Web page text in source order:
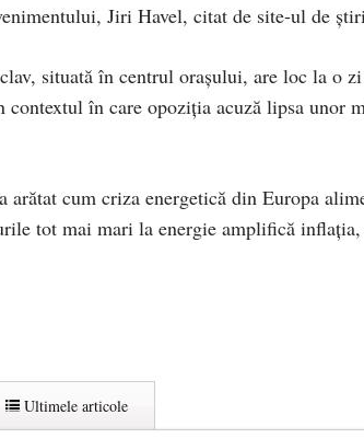
Jiri Havel, citat de site-ul de
situată în centrul oraşului, are loc la o
contextul în care opoziţia acuză lipsa unor
arătat cum criza energetică din Europa
tot mai mari la energie amplifică
Ultimele articole